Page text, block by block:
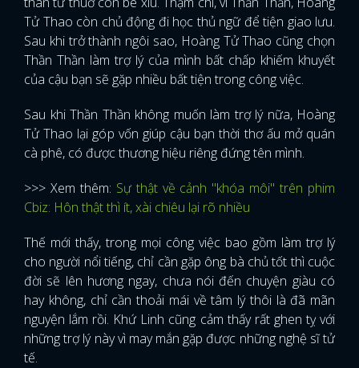
Tử Thao còn chủ động đi học thủ ngữ để tiện giao lưu.
Sau khi trở thành ngôi sao, Hoàng Tử Thao cũng chọn
Thần Thần làm trợ lý của mình bất chấp khiếm khuyết
của cậu bạn sẽ gặp nhiều bất tiện trong công việc.
Sau khi Thần Thần không muốn làm trợ lý nữa, Hoàng
Tử Thao lại góp vốn giúp cậu bạn thời thơ ấu mở quán
cà phê, có được thương hiệu riêng đứng tên mình.
>>> Xem thêm: Sự thật về cảnh "khóa môi" trên phim
Cbiz: Hôn thật thì ít, xài chiêu lại rõ nhiều
Thế mới thấy, trong mọi công việc bao gồm làm trợ lý
cho người nổi tiếng, chỉ cần gặp ông bà chủ tốt thì cuộc
đời sẽ lên hương ngay, chưa nói đến chuyện giàu có
hay không, chỉ cần thoải mái về tâm lý thôi là đã mãn
nguyện lắm rồi. Khứ Linh cũng cảm thấy rất ghen tỵ với
những trợ lý này vì may mắn gặp được những nghệ sĩ tử
tế.